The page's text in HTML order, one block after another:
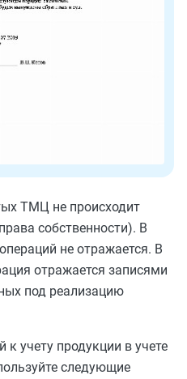
ТМЦ не происходит
собственности). В
не отражается. В
отражается записями
под реализацию
учету продукции в учете
следующие